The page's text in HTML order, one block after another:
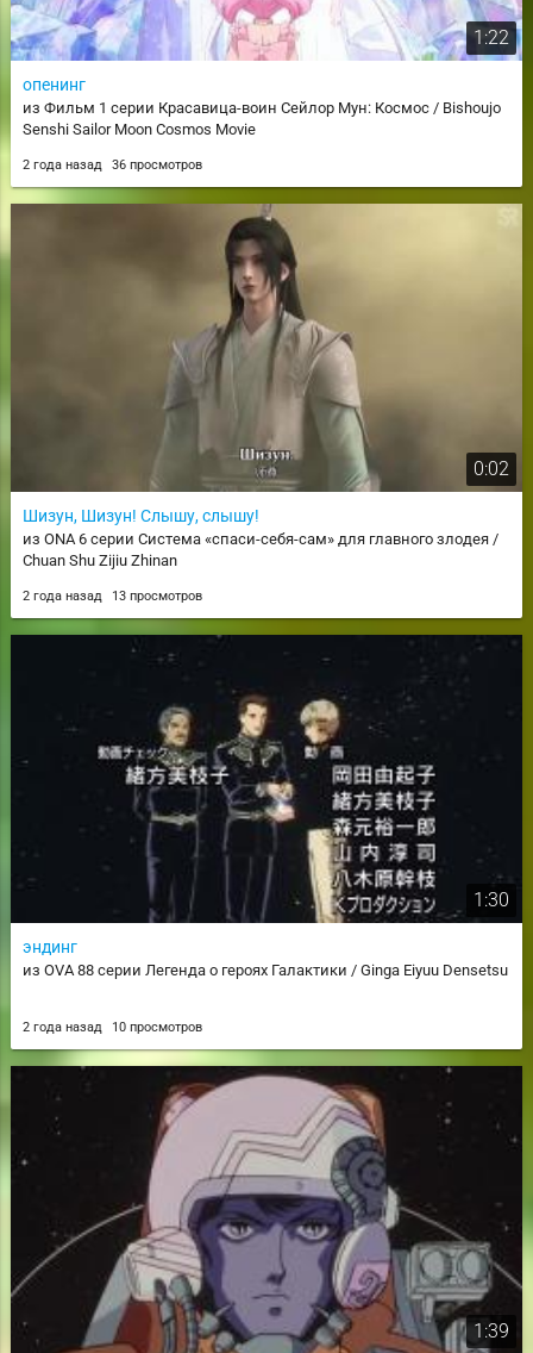
1:22
опенинг
из Фильм 1 серии Красавица-воин Сейлор Мун: Космос / Bishoujo
Senshi Sailor Moon Cosmos Movie
2 года назад 36 просмотров
0:02
Шизун, Шизун! Слышу, слышу!
из ONA 6 серии Система «спаси-себя-сам» для главного злодея /
Chuan Shu Zijiu Zhinan
2 года назад 13 просмотров
1:30
эндинг
из OVA 88 серии Легенда о героях Галактики / Ginga Eiyuu Densetsu
2 года назад 10 просмотров
1:39